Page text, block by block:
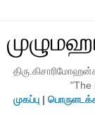
"The
முகப்பு|